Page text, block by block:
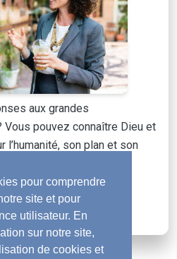
pour comprendre
site et pour
utilisateur. En
sur notre site,
de cookies et
aux grandes
Vous pouvez connaître Dieu et
l’humanité, son plan et son